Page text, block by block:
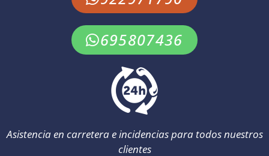
695807436
Asistencia en carretera e incidencias para todos nuestros
clientes